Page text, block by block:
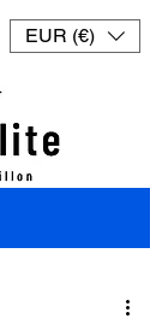
EUR (€)